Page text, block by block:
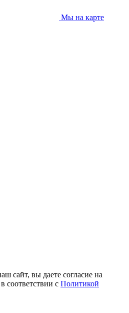
Мы на карте
сайт, вы даете согласие на
соответствии с Политикой